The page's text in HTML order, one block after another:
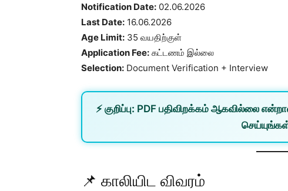
Notification Date: 02.06.2026
Last Date: 16.06.2026
Age Limit: 35 வயதிற்குள்
Application Fee: கட்டணம் இல்லை
Selection: Document Verification + Interview
⚡ குறிப்பு: PDF பதிவிறக்கம் ஆகவில்லை
📌 காலியிட விவரம்